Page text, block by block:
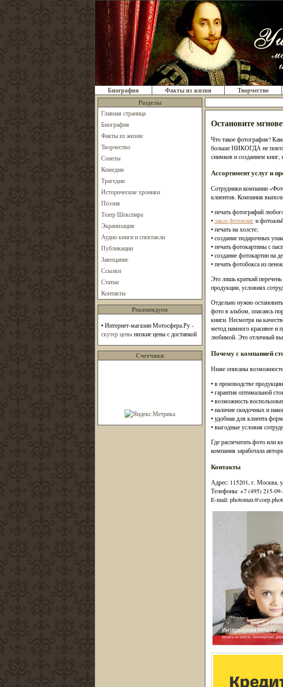
Биография Факты из жизни Творчество
Разделы
Главная страница
Биография
Факты из жизни
Творчество
Сонеты
Комедии
Трагедии
Исторические хроники
Поэзия
Театр Шекспира
Экранизация
Аудио книги и спектакли
Публикации
Завещание
Ссылки
Статьи
Контакты
Рекомендуем
• Интернет-магазин Мотосфера.Ру -
скутер ценынизкие цены с доставкой
Счетчики
Остановите
Что такое фотография?
больше НИКОГДА не
снимков и созданием
Ассортимент услуг и
Сотрудники компании
клиентов. Компания
• печать фотографий
•заказ фотокниги
• печать на холсте;
• создание подарочных
• печать фотокартины с
• создание фотокартин на
• печать фотобокса из
Это лишь краткий
продукции, условиях
Отдельно нужно
фото в альбом, опасаясь
книги. Несмотря на
метод намного красивее и
любимой. Это отличный
Почему с компанией
Ниже описаны
• в производстве
• гарантия оптимальной
• возможность
• наличие скидочных и
• удобная для клиента
• выгодные условия
Где распечатать фото или
компания заработала
Контакты
Адрес: 115201, г. Москва,
Телефоны: +7 (495) 215-
E-mail: